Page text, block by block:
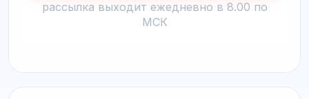
рассылка выходит ежедневно в 8.00 по
МСК